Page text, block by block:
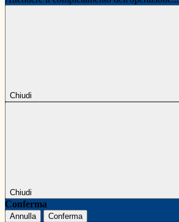
Chiudi
Chiudi
Conferma
Annulla Conferma